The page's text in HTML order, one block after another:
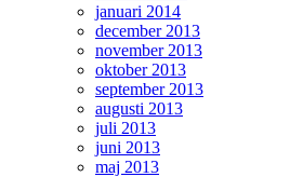
januari 2014
december 2013
november 2013
oktober 2013
september 2013
augusti 2013
juli 2013
juni 2013
maj 2013